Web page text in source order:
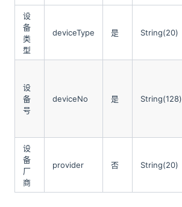
设
备
类
型
deviceType 是 String(20)
设
备
号
deviceNo 是 String(128)
设
备
厂
商
provider 否 String(20)